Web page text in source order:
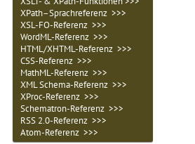
XPath–Sprachreferenz >>>
XSL-FO-Referenz >>>
WordML-Referenz >>>
HTML/XHTML-Referenz >>>
CSS-Referenz >>>
MathML-Referenz >>>
XML Schema-Referenz >>>
XProc-Referenz >>>
Schematron-Referenz >>>
RSS 2.0-Referenz >>>
Atom-Referenz >>>